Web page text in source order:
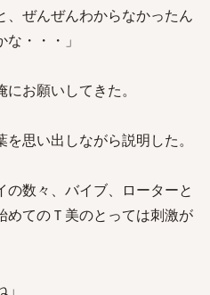
、ぜんぜんわからなかったん
・・・」
お願いしてきた。
思い出しながら説明した。
数々、バイブ、ローターと
めてのＴ美のとっては刺激が